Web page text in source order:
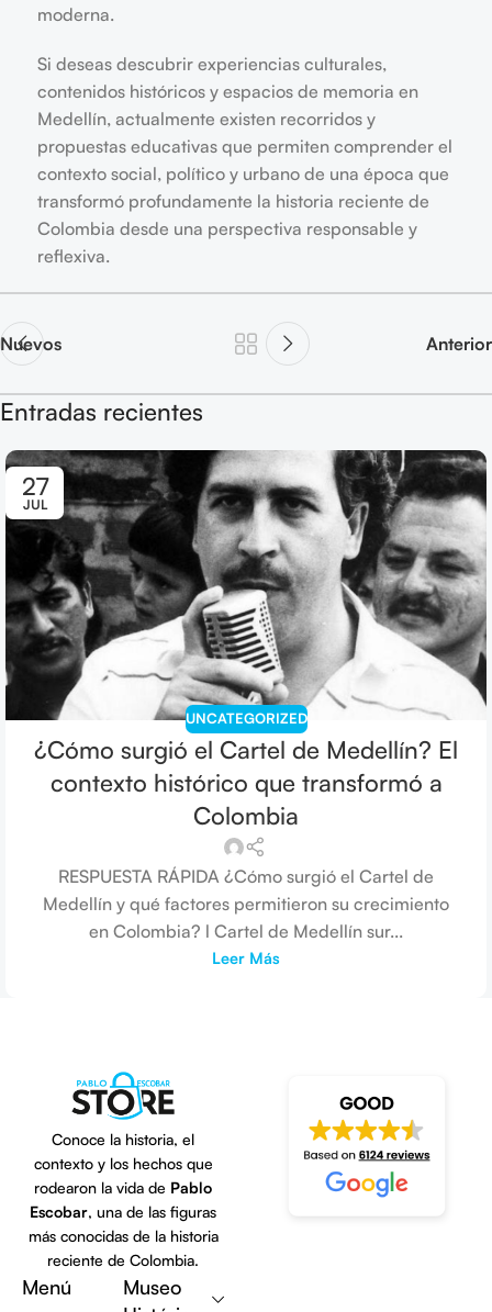
moderna.
Si deseas descubrir experiencias culturales,
contenidos históricos y espacios de memoria en
Medellín, actualmente existen recorridos y
propuestas educativas que permiten comprender el
contexto social, político y urbano de una época que
transformó profundamente la historia reciente de
Colombia desde una perspectiva responsable y
reflexiva.
Nuevos Anterior
Entradas recientes
27
JUL
UNCATEGORIZED
¿Cómo surgió el Cartel de Medellín? El
contexto histórico que transformó a
Colombia
RESPUESTA RÁPIDA ¿Cómo surgió el Cartel de
Medellín y qué factores permitieron su crecimiento
en Colombia? l Cartel de Medellín sur...
Leer Más
Conoce la historia, el
contexto y los hechos que
rodearon la vida de Pablo
Escobar, una de las figuras
más conocidas de la historia
reciente de Colombia.
Menú
Museo